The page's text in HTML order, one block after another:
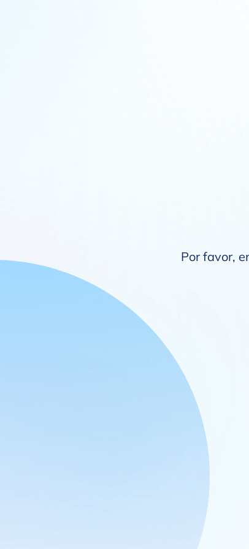
Por favor,